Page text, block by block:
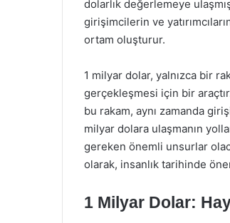
dolarlık değerlemeye
girişimcilerin ve
ortam oluşturur.
1 milyar dolar, yalnızca bir
gerçekleşmesi için bir
bu rakam, aynı zamanda
milyar dolara ulaşmanın
gereken önemli unsurlar
olarak, insanlık tarihinde
1 Milyar Dolar: